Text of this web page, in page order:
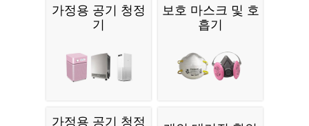
가정용 공기 청정
기
보호 마스크 및 호
흡기
가정용 공기 청정